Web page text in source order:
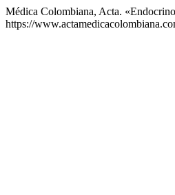
Médica Colombiana, Acta.
https://